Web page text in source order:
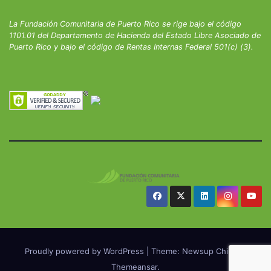
La Fundación Comunitaria de Puerto Rico se rige bajo el código
1101.01 del Departamento de Hacienda del Estado Libre Asociado de
Puerto Rico y bajo el código de Rentas Internas Federal 501(c) (3).
Proudly powered by WordPress
Theme: Newsup Child by
Themeansar.